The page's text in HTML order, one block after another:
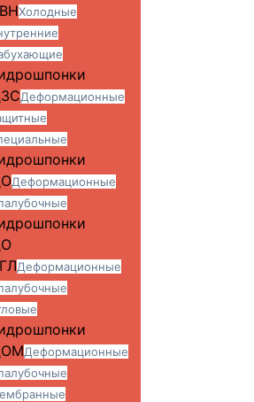
Холодные
Деформационные
Деформационные
Деформационные
Деформационные